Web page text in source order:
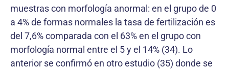
muestras con morfología anormal: en el grupo de 0
a 4% de formas normales la tasa de fertilización es
del 7,6% comparada con el 63% en el grupo con
morfología normal entre el 5 y el 14% (34). Lo
anterior se confirmó en otro estudio (35) donde se